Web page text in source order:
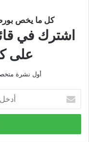
كل ما يخص
اشترك في
على
أول نشرة
بريدك
الإلكتروني